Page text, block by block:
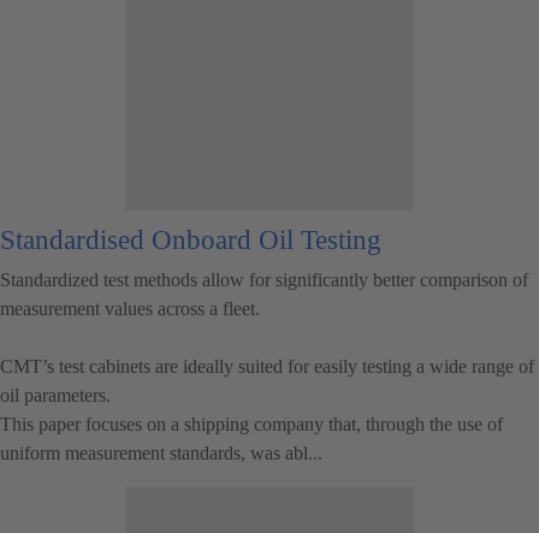
Standardised Onboard Oil Testing
Standardized test methods allow for significantly better comparison of
measurement values ​​across a fleet.
CMT’s test cabinets are ideally suited for easily testing a wide range of
oil parameters.
This paper focuses on a shipping company that, through the use of
uniform measurement standards, was abl...